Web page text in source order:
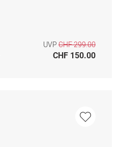
UVP CHF 299.00
CHF 150.00